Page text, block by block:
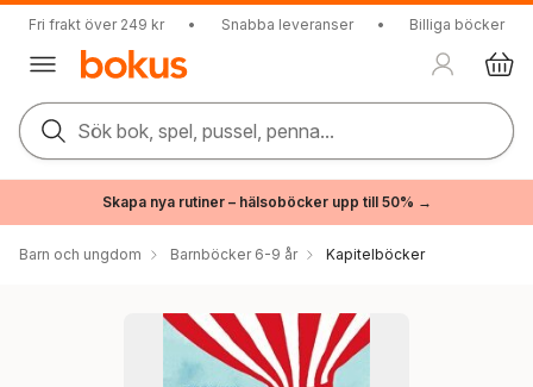
Fri frakt över 249 kr • Snabba leveranser • Billiga böcker
Sök bok, spel, pussel, penna...
Skapa nya rutiner – hälsoböcker upp till 50% →
Barn och ungdom Barnböcker 6-9 år Kapitelböcker